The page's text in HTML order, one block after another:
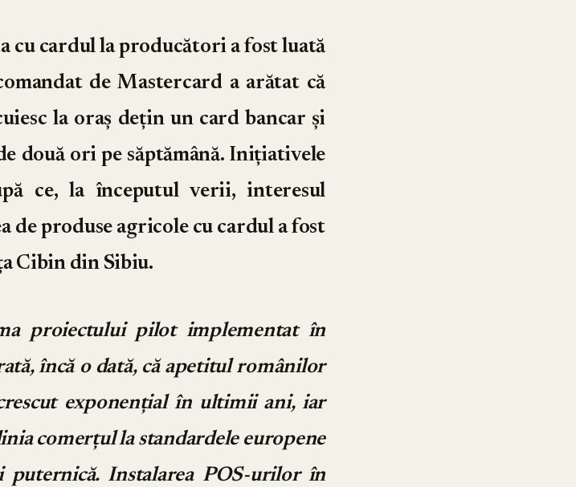
cu cardul la producători a fost luată
de Mastercard a arătat că
la oraș dețin un card bancar și
două ori pe săptămână. Inițiativele
ce, la începutul verii, interesul
de produse agricole cu cardul a fost
Cibin din Sibiu.
proiectului pilot implementat în
încă o dată, că apetitul românilor
exponențial în ultimii ani, iar
comerțul la standardele europene
Instalarea POS-urilor în